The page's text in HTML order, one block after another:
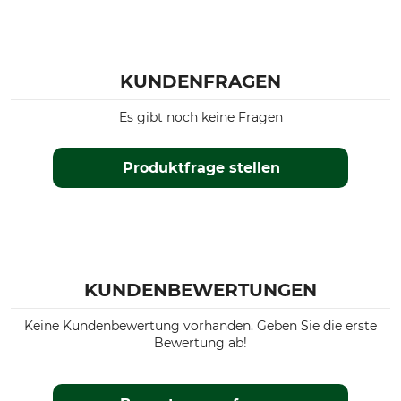
KUNDENFRAGEN
Produktfrage stellen
Es gibt noch keine Fragen
KUNDENBEWERTUNGEN
Keine Kundenbewertung vorhanden. Geben Sie die erste
Bewertung ab!